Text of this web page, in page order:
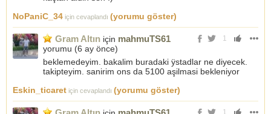
NoPaniC_34 için cevaplandı (yorumu göster)
1
Gram Altın için mahmuTS61
yorumu (6 ay önce)
beklemedeyim. bakalim buradaki ÿstadlar ne diyecek.
takipteyim. sanirim ons da 5100 aşilmasi bekleniyor
Eskin_ticaret için cevaplandı (yorumu göster)
1